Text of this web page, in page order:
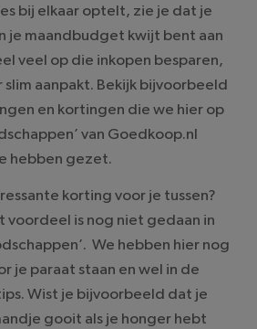
bij elkaar optelt, zie je dat je
je maandbudget kwijt bent aan
veel op die inkopen besparen,
slim aanpakt. Bekijk bijvoorbeeld
en kortingen die we hier op
van Goedkoop.nl
hebben gezet.
korting voor je tussen?
is nog niet gedaan in
We hebben hier nog
je paraat staan en wel in de
Wist je bijvoorbeeld dat je
gooit als je honger hebt